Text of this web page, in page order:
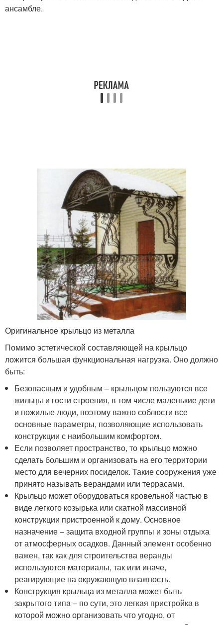
ансамбле.
Оригинальное крыльцо из металла
Помимо эстетической составляющей на крыльцо
ложится большая функциональная нагрузка. Оно должно
быть:
Безопасным и удобным – крыльцом пользуются все
жильцы и гости строения, в том числе маленькие дети
и пожилые люди, поэтому важно соблюсти все
основные параметры, позволяющие использовать
конструкции с наибольшим комфортом.
Если позволяет пространство, то крыльцо можно
сделать большим и организовать на его территории
место для вечерних посиделок. Такие сооружения уже
принято называть верандами или террасами.
Крыльцо может оборудоваться кровельной частью в
виде легкого козырька или скатной массивной
конструкции пристроенной к дому. Основное
назначение – защита входной группы и зоны отдыха
от атмосферных осадков. Данный элемент особенно
важен, так как для строительства веранды
используются материалы, так или иначе,
реагирующие на окружающую влажность.
Конструкция крыльца из металла может быть
закрытого типа – по сути, это легкая пристройка в
которой можно организовать что угодно, от